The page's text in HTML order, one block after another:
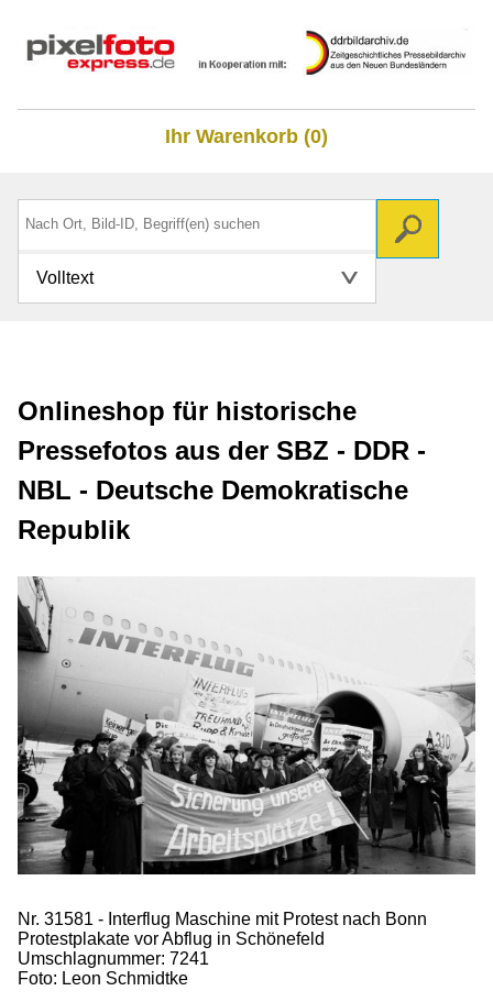
Ihr Warenkorb (0)
Volltext
Onlineshop für historische
Pressefotos aus der SBZ - DDR -
NBL - Deutsche Demokratische
Republik
Nr. 31581 - Interflug Maschine mit Protest nach Bonn
Protestplakate vor Abflug in Schönefeld
Umschlagnummer: 7241
Foto: Leon Schmidtke